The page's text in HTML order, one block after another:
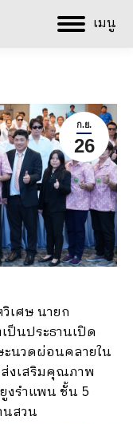
เมนู
ก.ย.
26
เศษ นายก
ป็นประธานเปิด
นวดผ่อนคลายใน
งเสริมคุณภาพ
รำแพน ชั้น 5
นสวน